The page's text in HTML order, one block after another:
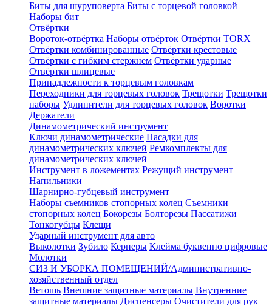
Биты для шуруповерта Биты с торцевой головкой
Наборы бит
Отвёртки
Вороток-отвёртка Наборы отвёрток Отвёртки TORX
Отвёртки комбинированные Отвёртки крестовые
Отвёртки с гибким стержнем Отвёртки ударные
Отвёртки шлицевые
Принадлежности к торцевым головкам
Переходники для торцевых головок Трещотки Трещотки
наборы Удлинители для торцевых головок Воротки
Держатели
Динамометрический инструмент
Ключи динамометрические Насадки для
динамометрических ключей Ремкомплекты для
динамометрических ключей
Инструмент в ложементах Режущий инструмент
Напильники
Шарнирно-губцевый инструмент
Наборы съемников стопорных колец Съемники
стопорных колец Бокорезы Болторезы Пассатижи
Тонкогубцы Клещи
Ударный инструмент для авто
Выколотки Зубило Кернеры Клейма буквенно цифровые
Молотки
СИЗ И УБОРКА ПОМЕЩЕНИЙ/Административно-
хозяйственный отдел
Ветошь Внешние защитные материалы Внутренние
защитные материалы Диспенсеры Очистители для рук